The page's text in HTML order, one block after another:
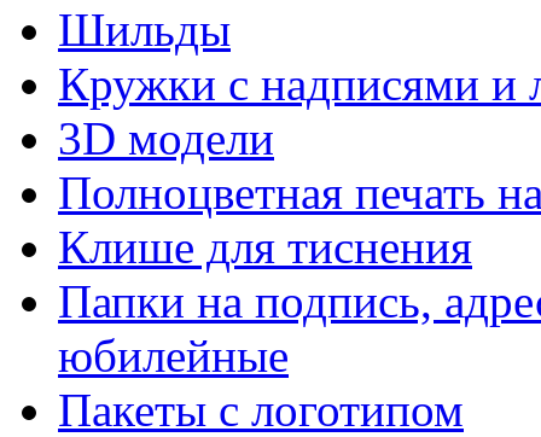
Шильды
Кружки с надписями и
3D модели
Полноцветная печать
Клише для тиснения
Папки на подпись,
юбилейные
Пакеты с логотипом